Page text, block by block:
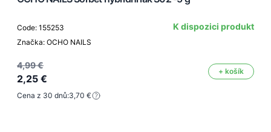
Code: 155253
Značka: OCHO NAILS
K dispozici produkt
4,99 €
2,25 €
+ košík
Cena z 30 dnů:3,70 €